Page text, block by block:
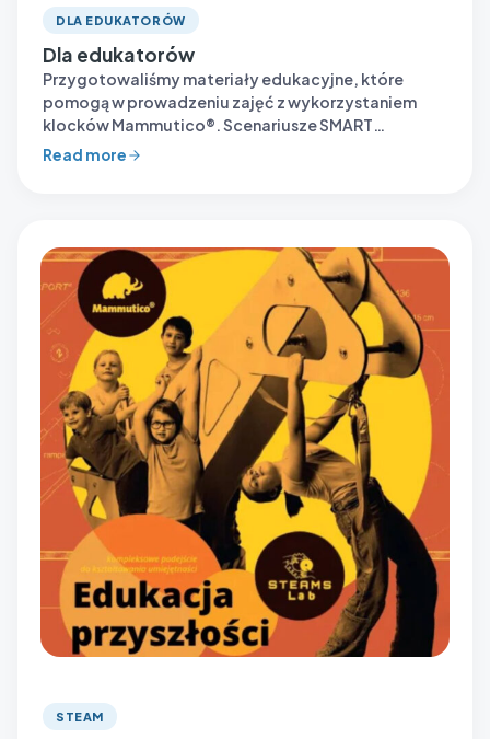
DLA EDUKATORÓW
Dla edukatorów
Przygotowaliśmy materiały edukacyjne, które
pomogą w prowadzeniu zajęć z wykorzystaniem
klocków Mammutico®. Scenariusze SMART
Scenariusze zajęć oparte na wielkich klockach
Read more
STEAM